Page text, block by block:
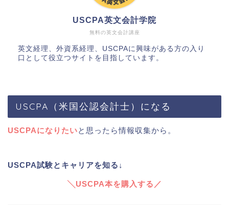
無料の英文会計講座
USCPA英文会計学院
英文経理、外資系経理、USCPAに興味がある方の入り
口として役立つサイトを目指しています。
USCPA（米国公認会計士）になる
USCPAになりたいと思ったら情報収集から。
USCPA試験とキャリアを知る↓
╲USCPA本を購入する／